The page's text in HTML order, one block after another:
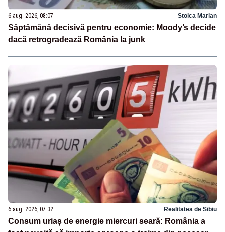
6 aug. 2026, 08:07 Stoica Marian
Săptămână decisivă pentru economie: Moody’s decide
dacă retrogradează România la junk
6 aug. 2026, 07:32 Realitatea de Sibiu
Consum uriaș de energie miercuri seară: România a